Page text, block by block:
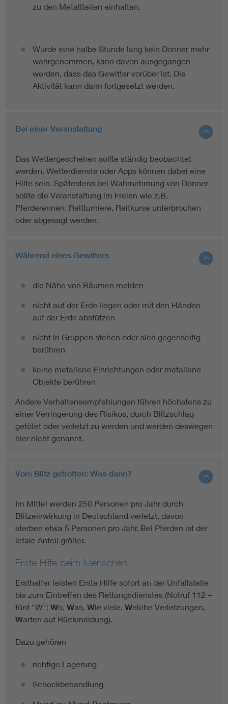
zu den Metallteilen einhalten.
Wurde eine halbe Stunde lang kein Donner mehr
wahrgenommen, kann davon ausgegangen
werden, dass das Gewitter vorüber ist. Die
Aktivität kann dann fortgesetzt werden.
Bei einer Veranstaltung
Das Wettergeschehen sollte ständig beobachtet
werden. Wetterdienste oder Apps können dabei eine
Hilfe sein. Spätestens bei Wahrnehmung von Donner
sollte die Veranstaltung im Freien wie z.B.
Pferderennen, Reitturniere, Reitkurse unterbrochen
oder abgesagt werden.
Während eines Gewitters
die Nähe von Bäumen meiden
nicht auf der Erde liegen oder mit den Händen
auf der Erde abstützen
nicht in Gruppen stehen oder sich gegenseitig
berühren
keine metallene Einrichtungen oder metallene
Objekte berühren
Andere Verhaltensempfehlungen führen höchstens zu
einer Verringerung des Risikos, durch Blitzschlag
getötet oder verletzt zu werden und werden deswegen
hier nicht genannt.
Vom Blitz getroffen: Was dann?
Im Mittel werden 250 Personen pro Jahr durch
Blitzeinwirkung in Deutschland verletzt, davon
sterben etwa 5 Personen pro Jahr. Bei Pferden ist der
letale Anteil größer.
Erste Hilfe beim Menschen
Ersthelfer leisten Erste Hilfe sofort an der Unfallstelle
bis zum Eintreffen des Rettungsdienstes (Notruf 112 –
fünf "W": Wo, Was, Wie viele, Welche Verletzungen,
Warten auf Rückmeldung).
Dazu gehören
richtige Lagerung
Schockbehandlung